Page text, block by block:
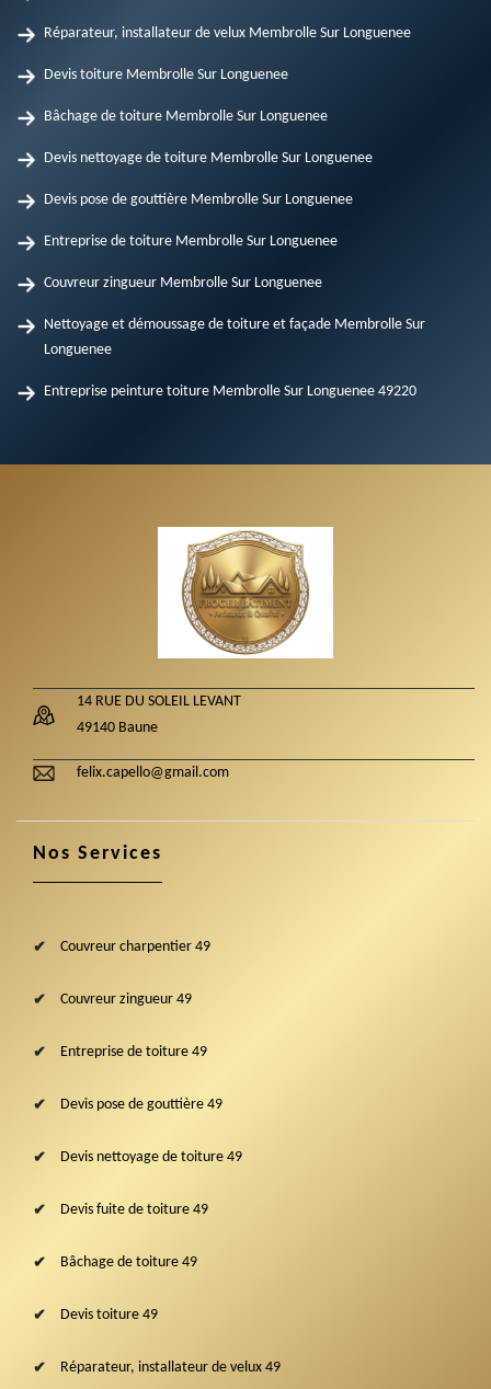
Réparateur, installateur de velux Membrolle Sur Longuenee
Devis toiture Membrolle Sur Longuenee
Bâchage de toiture Membrolle Sur Longuenee
Devis nettoyage de toiture Membrolle Sur Longuenee
Devis pose de gouttière Membrolle Sur Longuenee
Entreprise de toiture Membrolle Sur Longuenee
Couvreur zingueur Membrolle Sur Longuenee
Nettoyage et démoussage de toiture et façade Membrolle Sur
Longuenee
Entreprise peinture toiture Membrolle Sur Longuenee 49220
14 RUE DU SOLEIL LEVANT
49140 Baune
felix.capello@gmail.com
Nos Services
Couvreur charpentier 49
Couvreur zingueur 49
Entreprise de toiture 49
Devis pose de gouttière 49
Devis nettoyage de toiture 49
Devis fuite de toiture 49
Bâchage de toiture 49
Devis toiture 49
Réparateur, installateur de velux 49